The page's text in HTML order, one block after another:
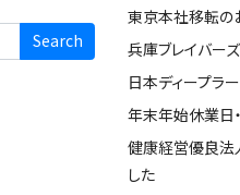
東京本社移転の
兵庫ブレイバー
日本ディープラ
年末年始休業日
健康経営優良法
した